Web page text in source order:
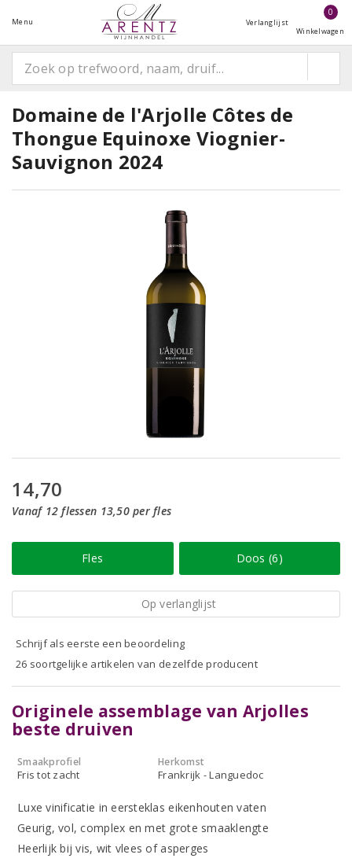
Menu Verlanglijst
0
Winkelwagen
Domaine de l'Arjolle Côtes de
Thongue Equinoxe Viognier-
Sauvignon 2024
14,70
Vanaf 12 flessen 13,50 per fles
Fles Doos (6)
Op verlanglijst
Schrijf als eerste een beoordeling
26 soortgelijke artikelen van dezelfde producent
Originele assemblage van Arjolles
beste druiven
Smaakprofiel
Fris tot zacht
Herkomst
Frankrijk - Languedoc
Luxe vinificatie in eersteklas eikenhouten vaten
Geurig, vol, complex en met grote smaaklengte
Heerlijk bij vis, wit vlees of asperges